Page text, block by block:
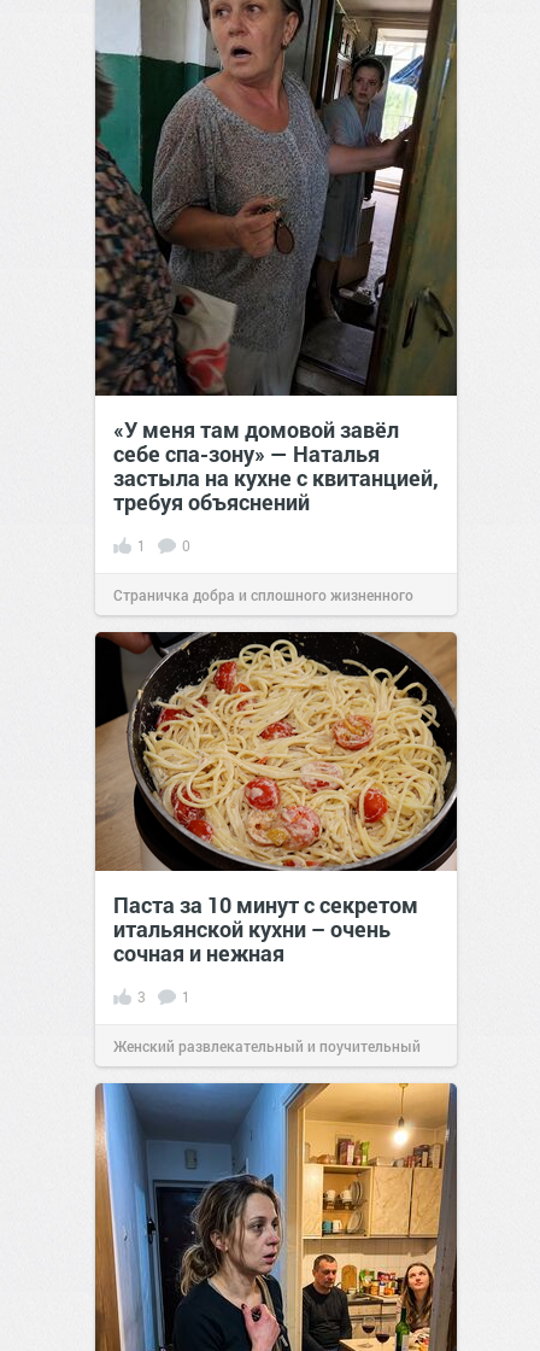
«У меня там домовой завёл
себе спа-зону» — Наталья
застыла на кухне с квитанцией,
требуя объяснений
1 0
Страничка добра и сплошного жизненного
позитива!00:2807 авг 2026
Паста за 10 минут с секретом
итальянской кухни – очень
сочная и нежная
3 1
Женский развлекательный и поучительный
сайт.23:4006 авг 2026